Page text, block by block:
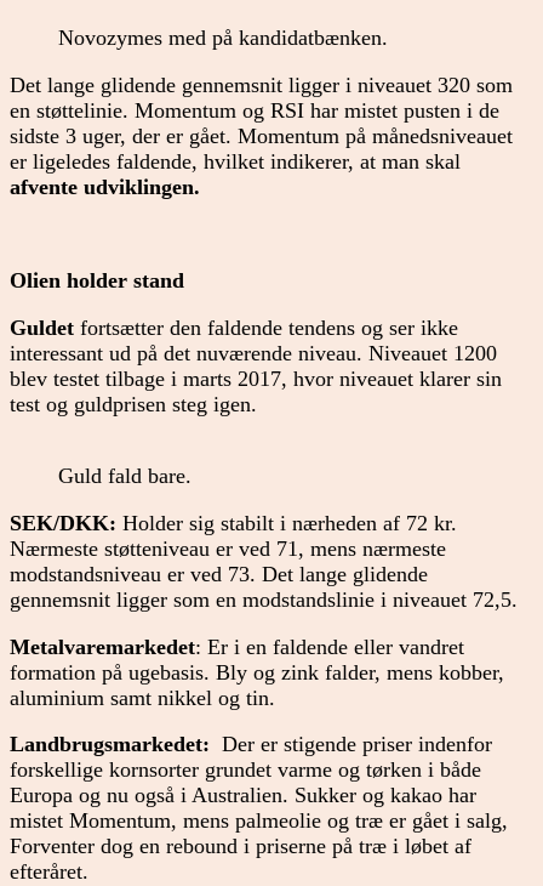
Novozymes med på kandidatbænken.
Det lange glidende gennemsnit ligger i niveauet 320 som
en støttelinie. Momentum og RSI har mistet pusten i de
sidste 3 uger, der er gået. Momentum på månedsniveauet
er ligeledes faldende, hvilket indikerer, at man skal
afvente udviklingen.
Olien holder stand
Guldet fortsætter den faldende tendens og ser ikke
interessant ud på det nuværende niveau. Niveauet 1200
blev testet tilbage i marts 2017, hvor niveauet klarer sin
test og guldprisen steg igen.
Guld fald bare.
SEK/DKK: Holder sig stabilt i nærheden af 72 kr.
Nærmeste støtteniveau er ved 71, mens nærmeste
modstandsniveau er ved 73. Det lange glidende
gennemsnit ligger som en modstandslinie i niveauet 72,5.
Metalvaremarkedet: Er i en faldende eller vandret
formation på ugebasis. Bly og zink falder, mens kobber,
aluminium samt nikkel og tin.
Landbrugsmarkedet: Der er stigende priser indenfor
forskellige kornsorter grundet varme og tørken i både
Europa og nu også i Australien. Sukker og kakao har
mistet Momentum, mens palmeolie og træ er gået i salg,
Forventer dog en rebound i priserne på træ i løbet af
efteråret.